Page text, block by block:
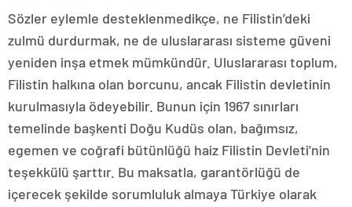
Sözler eylemle desteklenmedikçe, ne Filistin’deki
zulmü durdurmak, ne de uluslararası sisteme güveni
yeniden inşa etmek mümkündür. Uluslararası toplum,
Filistin halkına olan borcunu, ancak Filistin devletinin
kurulmasıyla ödeyebilir. Bunun için 1967 sınırları
temelinde başkenti Doğu Kudüs olan, bağımsız,
egemen ve coğrafi bütünlüğü haiz Filistin Devleti’nin
teşekkülü şarttır. Bu maksatla, garantörlüğü de
içerecek şekilde sorumluluk almaya Türkiye olarak